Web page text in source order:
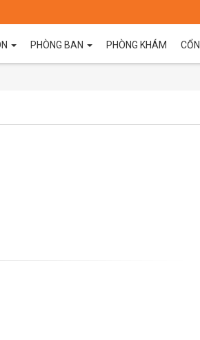
PHÒNG BAN PHÒNG KHÁM